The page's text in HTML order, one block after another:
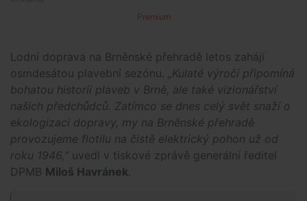
Premium
Lodní doprava na Brněnské přehradě letos zahájí
osmdesátou plavební sezónu. „Kulaté výročí připomíná
bohatou historii plaveb v Brně, ale také vizionářství
našich předchůdců. Zatímco se dnes celý svět snaží o
ekologizaci dopravy, my na Brněnské přehradě
provozujeme flotilu na čistě elektrický pohon už od
roku 1946,“ uvedl v tiskové zprávě generální ředitel
DPMB Miloš Havránek.